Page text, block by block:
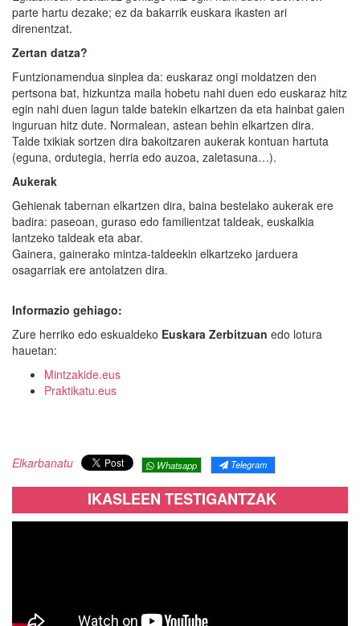
parte hartu dezake; ez da bakarrik euskara ikasten ari
direnentzat.
Zertan datza?
Funtzionamendua sinplea da: euskaraz ongi moldatzen den
pertsona bat, hizkuntza maila hobetu nahi duen edo euskaraz hitz
egin nahi duen lagun talde batekin elkartzen da eta hainbat gaien
inguruan hitz dute. Normalean, astean behin elkartzen dira.
Talde txikiak sortzen dira bakoitzaren aukerak kontuan hartuta
(eguna, ordutegia, herria edo auzoa, zaletasuna…).
Aukerak
Gehienak tabernan elkartzen dira, baina bestelako aukerak ere
badira: paseoan, guraso edo familientzat taldeak, euskalkia
lantzeko taldeak eta abar.
Gainera, gainerako mintza-taldeekin elkartzeko jarduera
osagarriak ere antolatzen dira.
Informazio gehiago:
Zure herriko edo eskualdeko Euskara Zerbitzuan edo lotura
hauetan:
Mintzakide.eus
Praktikatu.eus
Elkarbanatu Whatsapp Telegram
IKASLEEN TESTIGANTZAK